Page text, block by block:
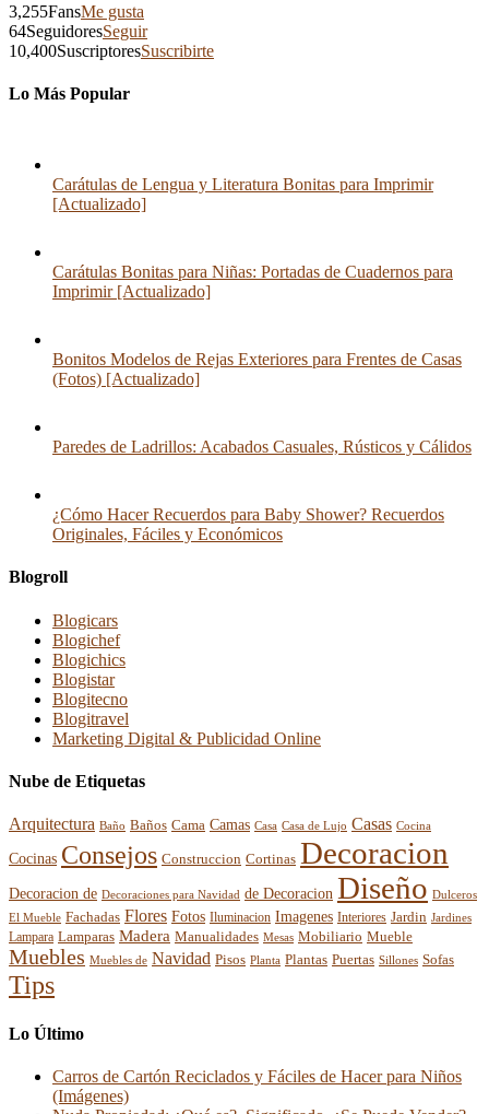
3,255FansMe gusta
64SeguidoresSeguir
10,400SuscriptoresSuscribirte
Lo Más Popular
Carátulas de Lengua y Literatura Bonitas para Imprimir
[Actualizado]
Carátulas Bonitas para Niñas: Portadas de Cuadernos para
Imprimir [Actualizado]
Bonitos Modelos de Rejas Exteriores para Frentes de Casas
(Fotos) [Actualizado]
Paredes de Ladrillos: Acabados Casuales, Rústicos y Cálidos
¿Cómo Hacer Recuerdos para Baby Shower? Recuerdos
Originales, Fáciles y Económicos
Blogroll
Blogicars
Blogichef
Blogichics
Blogistar
Blogitecno
Blogitravel
Marketing Digital & Publicidad Online
Nube de Etiquetas
Arquitectura Baño Baños Cama Camas Casa Casa de Lujo Casas Cocina
Cocinas Consejos Construccion Cortinas Decoracion
Decoracion de Decoraciones para Navidad de Decoracion Diseño Dulceros
El Mueble Fachadas Flores Fotos Iluminacion Imagenes Interiores Jardin Jardines
Lampara Lamparas Madera Manualidades Mesas Mobiliario Mueble
Muebles Muebles de Navidad Pisos Planta Plantas Puertas Sillones Sofas
Tips
Lo Último
Carros de Cartón Reciclados y Fáciles de Hacer para Niños
(Imágenes)